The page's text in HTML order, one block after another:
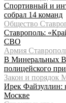
Спортивный и
собрал 14 команд
Общество
Ставрополь:
СВО
Армия
В Минеральных
полицейского
Закон и порядок
Ирек Файзуллин:
Москве